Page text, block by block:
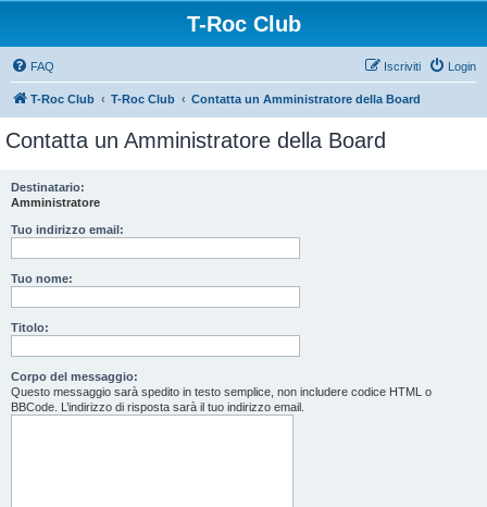
T-Roc Club
FAQ Login
Iscriviti
T-Roc Club T-Roc Club Contatta un Amministratore della Board
Contatta un Amministratore della Board
Destinatario:
Amministratore
Tuo indirizzo email:
Tuo nome:
Titolo:
Corpo del messaggio:
Questo messaggio sarà spedito in testo semplice, non includere codice HTML o
BBCode. L’indirizzo di risposta sarà il tuo indirizzo email.